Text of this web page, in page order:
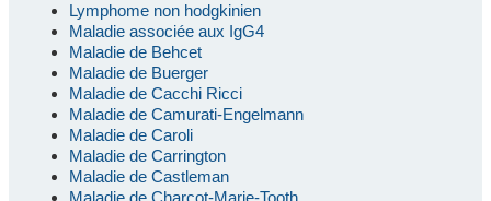
Lymphome non hodgkinien
Maladie associée aux IgG4
Maladie de Behcet
Maladie de Buerger
Maladie de Cacchi Ricci
Maladie de Camurati-Engelmann
Maladie de Caroli
Maladie de Carrington
Maladie de Castleman
Maladie de Charcot-Marie-Tooth